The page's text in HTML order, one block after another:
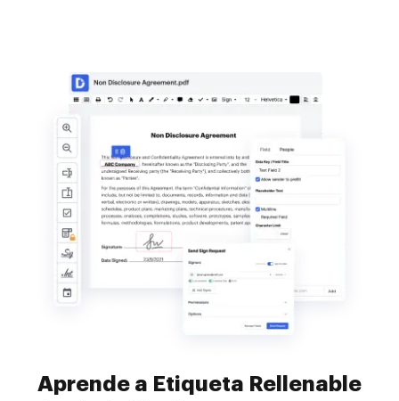
Aprende a Etiqueta Rellenable